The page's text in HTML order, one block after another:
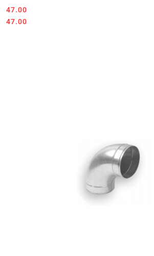
Cena:
47.00
Cena:
47.00